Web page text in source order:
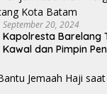
September 20, 2024
Kapolresta Barelang
Kawal dan Pimpin
Jaya Tanjung